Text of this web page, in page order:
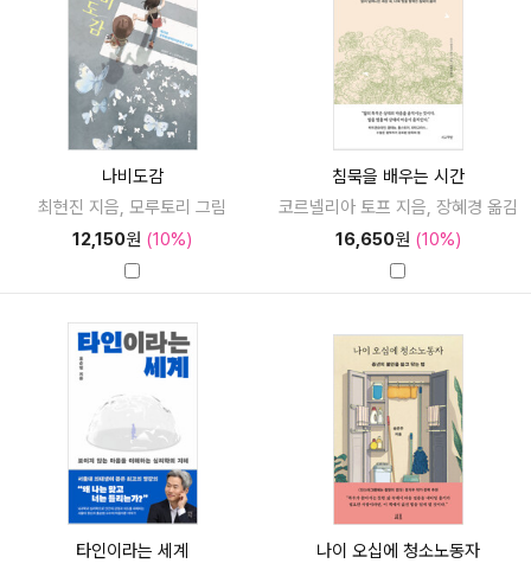
나비도감
최현진 지음, 모루토리 그림
12,150원 (10%)
침묵을 배우는 시간
코르넬리아 토프 지음, 장혜경 옮김
16,650원 (10%)
타인이라는 세계
나이 오십에 청소노동자